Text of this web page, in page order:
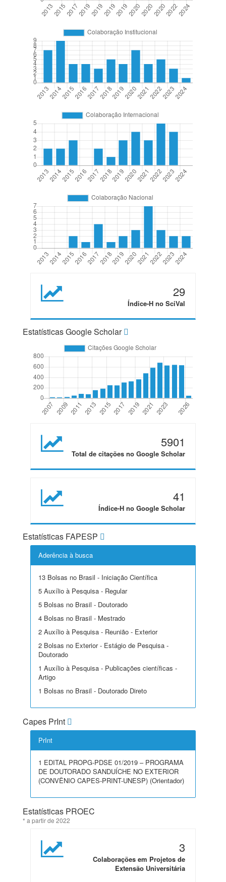
29
Índice-H no SciVal
Estatísticas Google Scholar
5901
Total de citações no Google Scholar
41
Índice-H no Google Scholar
Estatísticas FAPESP
Aderência à busca
13 Bolsas no Brasil - Iniciação Científica
5 Auxílio à Pesquisa - Regular
5 Bolsas no Brasil - Doutorado
4 Bolsas no Brasil - Mestrado
2 Auxílio à Pesquisa - Reunião - Exterior
2 Bolsas no Exterior - Estágio de Pesquisa -
Doutorado
1 Auxílio à Pesquisa - Publicações científicas -
Artigo
1 Bolsas no Brasil - Doutorado Direto
Capes PrInt
PrInt
1 EDITAL PROPG-PDSE 01/2019 – PROGRAMA
DE DOUTORADO SANDUÍCHE NO EXTERIOR
(CONVÊNIO CAPES-PRINT-UNESP) (Orientador)
Estatísticas PROEC
* a partir de 2022
3
Colaborações em Projetos de
Extensão Universitária